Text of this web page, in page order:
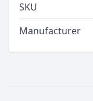
SKU
Manufacturer